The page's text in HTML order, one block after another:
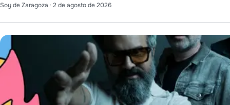
Soy de Zaragoza · 2 de agosto de 2026